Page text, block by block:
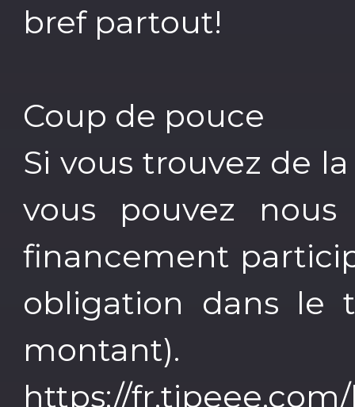
bref partout!
Coup de pouce
Si vous trouvez de
vous pouvez
financement
obligation dans le
montant).
https://